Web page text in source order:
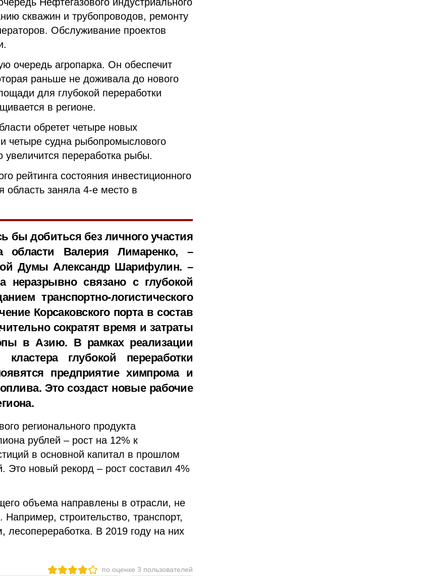
скважин и трубопроводов, ремонту
Обслуживание проектов
очередь агропарка. Он обеспечит
раньше не доживала до нового
для глубокой переработки
в регионе.
обретет четыре новых
четыре судна рыбопромыслового
увеличится переработка рыбы.
рейтинга состояния инвестиционного
область заняла 4-е место в
бы добиться без личного участия
области Валерия Лимаренко, –
Думы Александр Шарифулин. –
неразрывно связано с глубокой
транспортно-логистического
Корсаковского порта в состав
сократят время и затраты
в Азию. В рамках реализации
глубокой переработки
предприятие химпрома и
Это создаст новые рабочие
регионального продукта
рублей – рост на 12% к
в основной капитал в прошлом
Это новый рекорд – рост составил 4%
объема направлены в отрасли, не
строительство, транспорт,
В 2019 году на них
по оценке 3 пользователей